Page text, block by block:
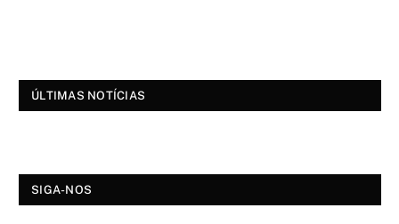
ÚLTIMAS NOTÍCIAS
SIGA-NOS